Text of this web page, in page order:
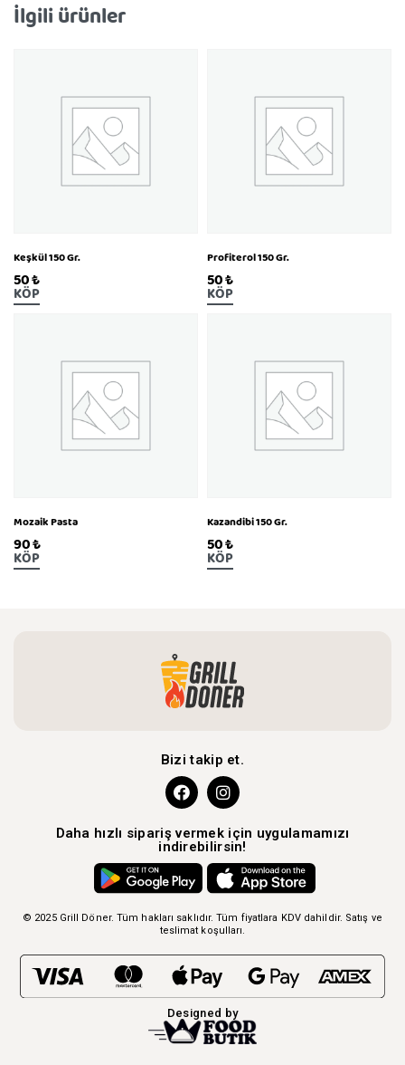
İlgili ürünler
Keşkül 150 Gr.
50₺
KÖP
Profiterol 150 Gr.
50₺
KÖP
Mozaik Pasta
90₺
KÖP
Kazandibi 150 Gr.
50₺
KÖP
Bizi takip et.
Daha hızlı sipariş vermek için uygulamamızı
indirebilirsin!
© 2025 Grill Döner. Tüm hakları saklıdır. Tüm fiyatlara KDV dahildir. Satış ve
teslimat koşulları.
Designed by